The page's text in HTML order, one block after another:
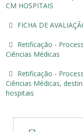
Cursos de Idiomas
Residências Médicas
Diplomados
Trabalhe Conosco
Univates & Você -
Orquestra Gustavo
Escolas
CM HOSPITAIS
FICHA DE
Retificação -
Ciências Médicas
Retificação -
Ciências Médicas,
hospitais